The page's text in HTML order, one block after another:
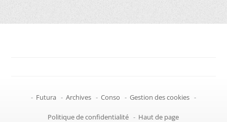
- Futura - Archives - Conso - Gestion des cookies -
Politique de confidentialité - Haut de page